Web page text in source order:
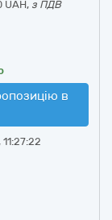
UAH, з ПДВ
в